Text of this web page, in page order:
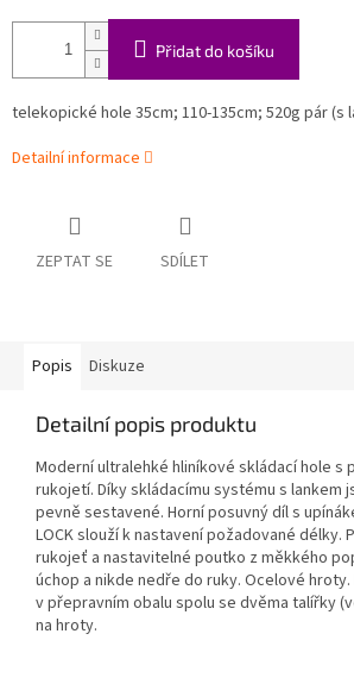
Přidat do košíku
telekopické hole 35cm; 110-135cm; 520g pár (s
Detailní informace
ZEPTAT SE SDÍLET
Popis Diskuze
Detailní popis produktu
Moderní ultralehké hliníkové skládací hole s
rukojetí. Díky skládacímu systému s lankem
pevně sestavené. Horní posuvný díl s
LOCK slouží k nastavení požadované délky.
rukojeť a nastavitelné poutko z měkkého
úchop a nikde nedře do ruky. Ocelové
v přepravním obalu spolu se dvěma talířky
na hroty.